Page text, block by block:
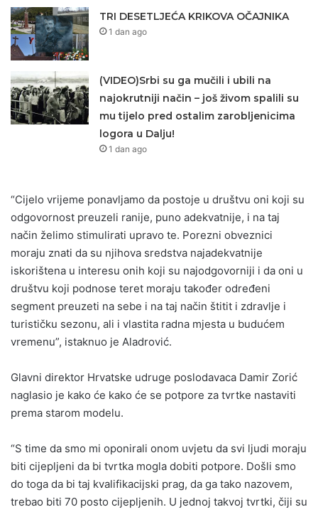
TRI DESETLJEĆA KRIKOVA OČAJNIKA
1 dan ago
(VIDEO)Srbi su ga mučili i ubili na
najokrutniji način – još živom spalili su
mu tijelo pred ostalim zarobljenicima
logora u Dalju!
1 dan ago
“Cijelo vrijeme ponavljamo da postoje u društvu oni koji su
odgovornost preuzeli ranije, puno adekvatnije, i na taj
način želimo stimulirati upravo te. Porezni obveznici
moraju znati da su njihova sredstva najadekvatnije
iskorištena u interesu onih koji su najodgovorniji i da oni u
društvu koji podnose teret moraju također određeni
segment preuzeti na sebe i na taj način štitit i zdravlje i
turističku sezonu, ali i vlastita radna mjesta u budućem
vremenu”, istaknuo je Aladrović.
Glavni direktor Hrvatske udruge poslodavaca Damir Zorić
naglasio je kako će kako će se potpore za tvrtke nastaviti
prema starom modelu.
“S time da smo mi oponirali onom uvjetu da svi ljudi moraju
biti cijepljeni da bi tvrtka mogla dobiti potpore. Došli smo
do toga da bi taj kvalifikacijski prag, da ga tako nazovem,
trebao biti 70 posto cijepljenih. U jednoj takvoj tvrtki, čiji su